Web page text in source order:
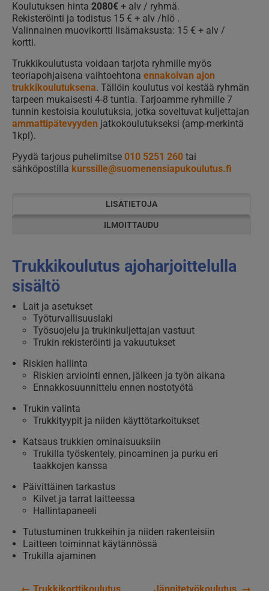
Koulutuksen hinta 2080€ + alv / ryhmä.
Rekisteröinti ja todistus 15 € + alv /hlö .
Valinnainen muovikortti lisämaksusta: 15 € + alv /
kortti.
Trukkikoulutusta voidaan tarjota ryhmille myös
teoriapohjaisena vaihtoehtona ennakoivan ajon
trukkikoulutuksena. Tällöin koulutus voi kestää ryhmän
tarpeen mukaisesti 4-8 tuntia. Tarjoamme ryhmille 7
tunnin kestoisia koulutuksia, jotka soveltuvat kuljettajan
ammattipätevyyden jatkokoulutukseksi (amp-merkintä
1kpl).
Pyydä tarjous puhelimitse 010 5251 260 tai
sähköpostilla kurssille@suomenensiapukoulutus.fi
LISÄTIETOJA
ILMOITTAUDU
Trukkikoulutus ajoharjoittelulla
sisältö
Lait ja asetukset
Työturvallisuuslaki
Työsuojelu ja trukinkuljettajan vastuut
Trukin rekisteröinti ja vakuutukset
Riskien hallinta
Riskien arviointi ennen, jälkeen ja työn aikana
Ennakkosuunnittelu ennen nostotyötä
Trukin valinta
Trukkityypit ja niiden käyttötarkoitukset
Katsaus trukkien ominaisuuksiin
Trukilla työskentely, pinoaminen ja purku eri
taakkojen kanssa
Päivittäinen tarkastus
Kilvet ja tarrat laitteessa
Hallintapaneeli
Tutustuminen trukkeihin ja niiden rakenteisiin
Laitteen toiminnat käytännössä
Trukilla ajaminen